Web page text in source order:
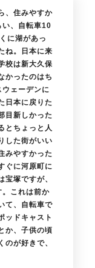
、住みやすか
い、自転車10
に湖があっ
ね。日本に来
校は新大久保
かったのはち
ェーデンに
日本に戻りた
目新しかった
とちょっと人
した街がいい
みやすかった
ぐに河原町に
塚ですが、
これは前か
て、自転車で
ッドキャスト
か、子供の頃
が好きで、